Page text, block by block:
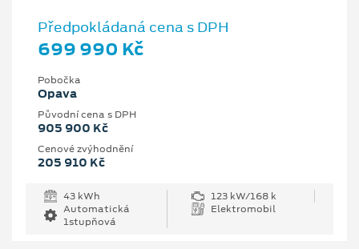
Předpokládaná cena s DPH
699 990 Kč
Pobočka
Opava
Původní cena s DPH
905 900 Kč
Cenové zvýhodnění
205 910 Kč
43 kWh
123 kW/168 k
Automatická
1stupňová
Elektromobil